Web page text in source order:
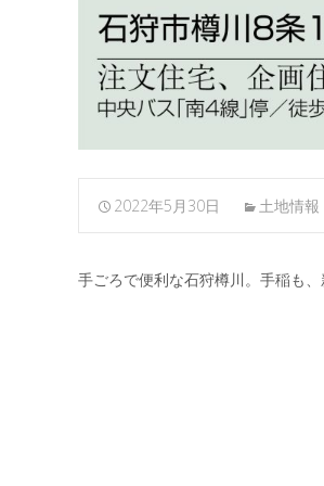
2022年5月30日 土地情報
手ごろで便利な石狩樽川。手稲も